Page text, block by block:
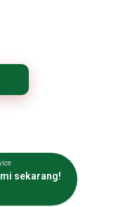
sekarang!